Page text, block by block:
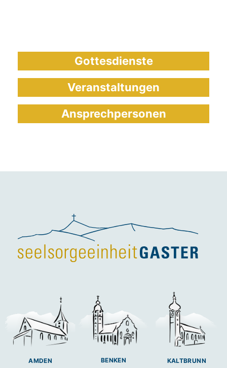
Gottesdienste
Veranstaltungen
Ansprechpersonen
AMDEN BENKEN KALTBRUNN